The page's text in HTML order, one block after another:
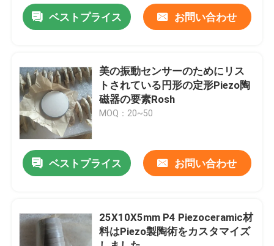
工場旅行
私達に連絡しなさい
引用を要求しなさい
超音波洗浄
多頻度超音波トランスデューサー
ベストプライス お問い合わせ
美の振動センサーのためにリス
トされている円形の定形Piezo陶
磁器の要素Rosh
MOQ：20~50
ベストプライス お問い合わせ
25X10X5mm P4 Piezoceramic材
料はPiezo製陶術をカスタマイズ